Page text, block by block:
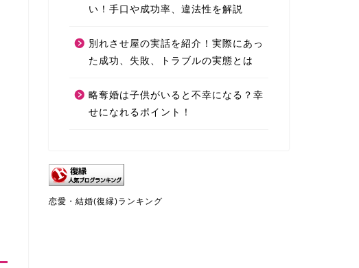
い！手口や成功率、違法性を解説
別れさせ屋の実話を紹介！実際にあっ
た成功、失敗、トラブルの実態とは
略奪婚は子供がいると不幸になる？幸
せになれるポイント！
恋愛・結婚(復縁)ランキング